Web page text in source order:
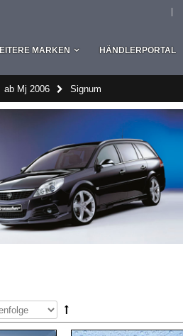
MARKEN HÄNDLERPORTAL
ab Mj 2006 Signum